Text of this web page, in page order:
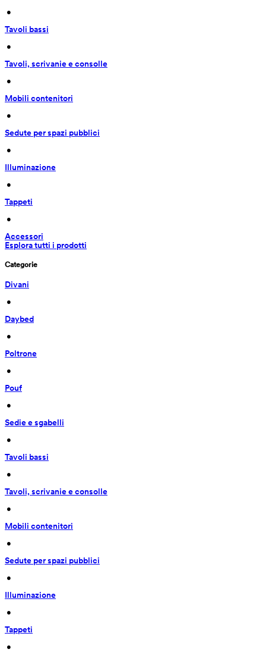
•
Tavoli bassi
•
Tavoli, scrivanie e consolle
•
Mobili contenitori
•
Sedute per spazi pubblici
•
Illuminazione
•
Tappeti
•
Accessori
Esplora tutti i prodotti
Categorie
Divani
•
Daybed
•
Poltrone
•
Pouf
•
Sedie e sgabelli
•
Tavoli bassi
•
Tavoli, scrivanie e consolle
•
Mobili contenitori
•
Sedute per spazi pubblici
•
Illuminazione
•
Tappeti
•